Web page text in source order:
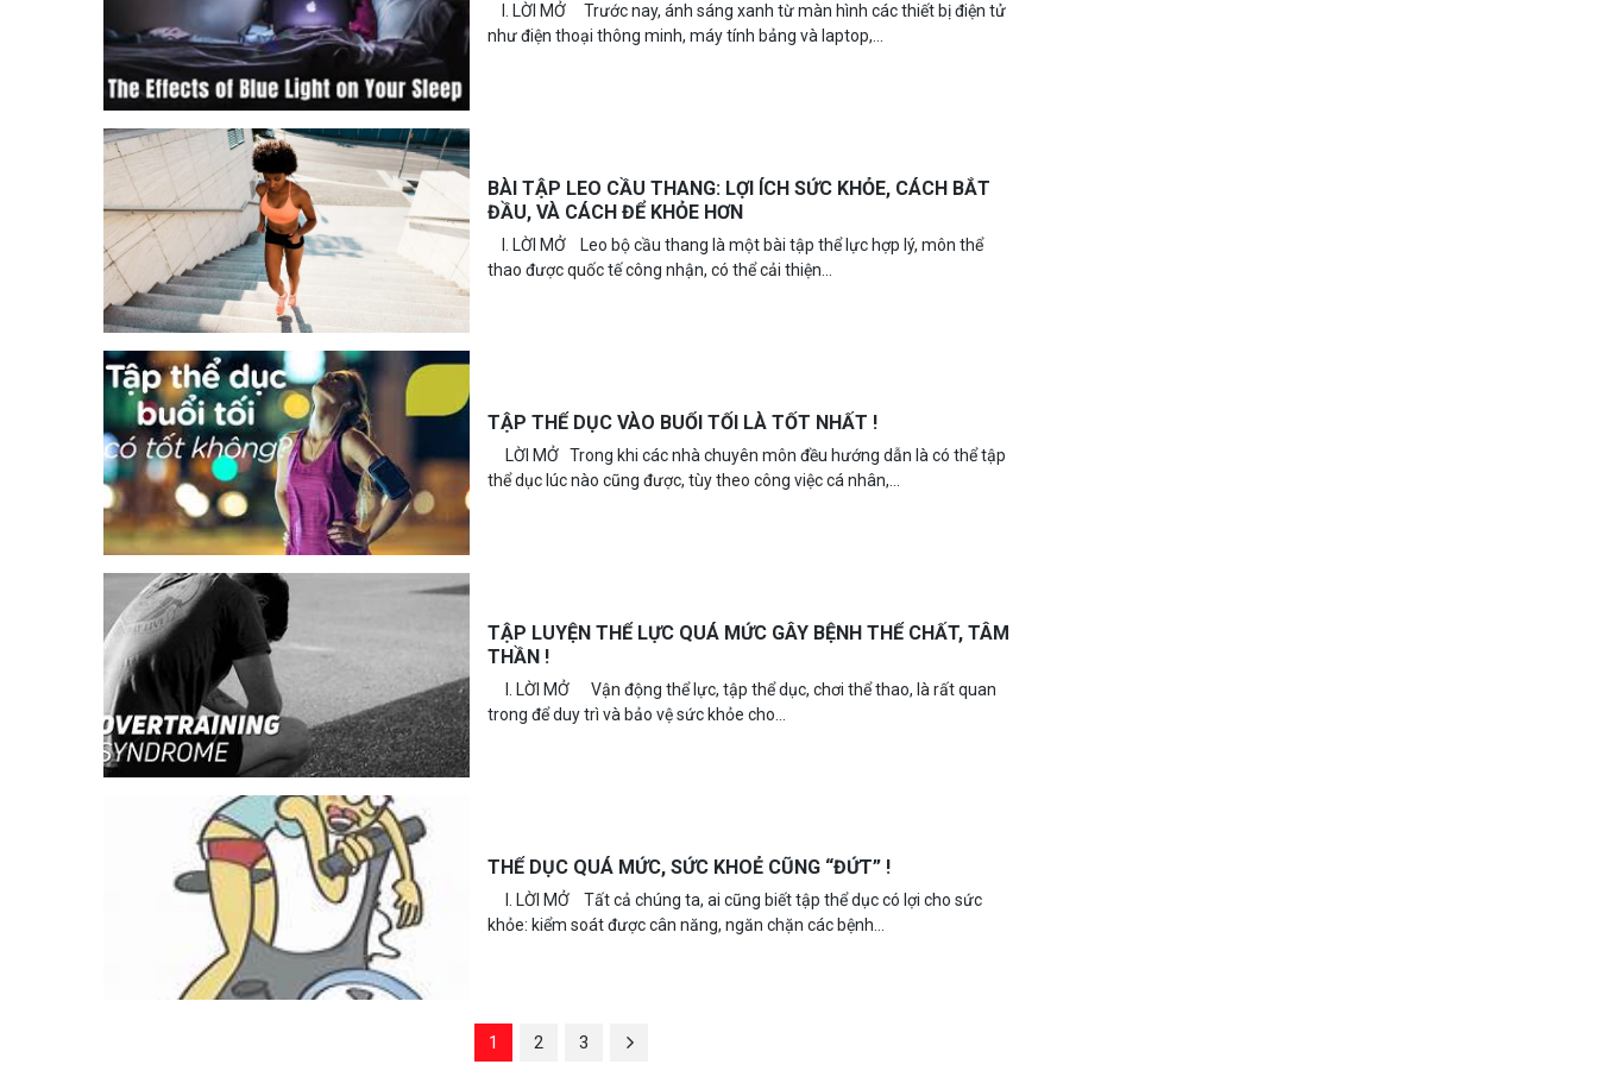
I. LỜI MỞ Trước nay, ánh sáng xanh từ màn hình các thiết bị điện tử
như điện thoại thông minh, máy tính bảng và laptop,...
BÀI TẬP LEO CẦU THANG: LỢI ÍCH SỨC KHỎE, CÁCH BẮT
ĐẦU, VÀ CÁCH ĐỂ KHỎE HƠN
I. LỜI MỞ Leo bộ cầu thang là một bài tập thể lực hợp lý, môn thể
thao được quốc tế công nhận, có thể cải thiện...
TẬP THỂ DỤC VÀO BUỔI TỐI LÀ TỐT NHẤT !
LỜI MỞ Trong khi các nhà chuyên môn đều hướng dẫn là có thể tập
thể dục lúc nào cũng được, tùy theo công việc cá nhân,...
TẬP LUYỆN THỂ LỰC QUÁ MỨC GÂY BỆNH THỂ CHẤT, TÂM
THẦN !
I. LỜI MỞ Vận động thể lực, tập thể dục, chơi thể thao, là rất quan
trong để duy trì và bảo vệ sức khỏe cho...
THỂ DỤC QUÁ MỨC, SỨC KHOẺ CŨNG “ĐỨT” !
I. LỜI MỞ Tất cả chúng ta, ai cũng biết tập thể dục có lợi cho sức
khỏe: kiểm soát được cân năng, ngăn chặn các bệnh...
1 2 3